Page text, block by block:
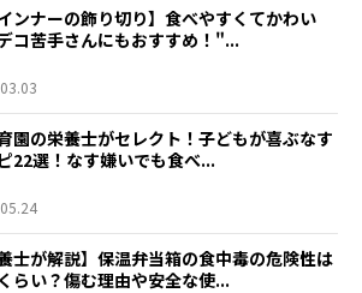
インナーの飾り切り】食べやすくてかわい
コ苦手さんにもおすすめ！"...
園の栄養士がセレクト！子どもが喜ぶなす
22選！なす嫌いでも食べ...
養士が解説】保温弁当箱の食中毒の危険性は
らい？傷む理由や安全な使...